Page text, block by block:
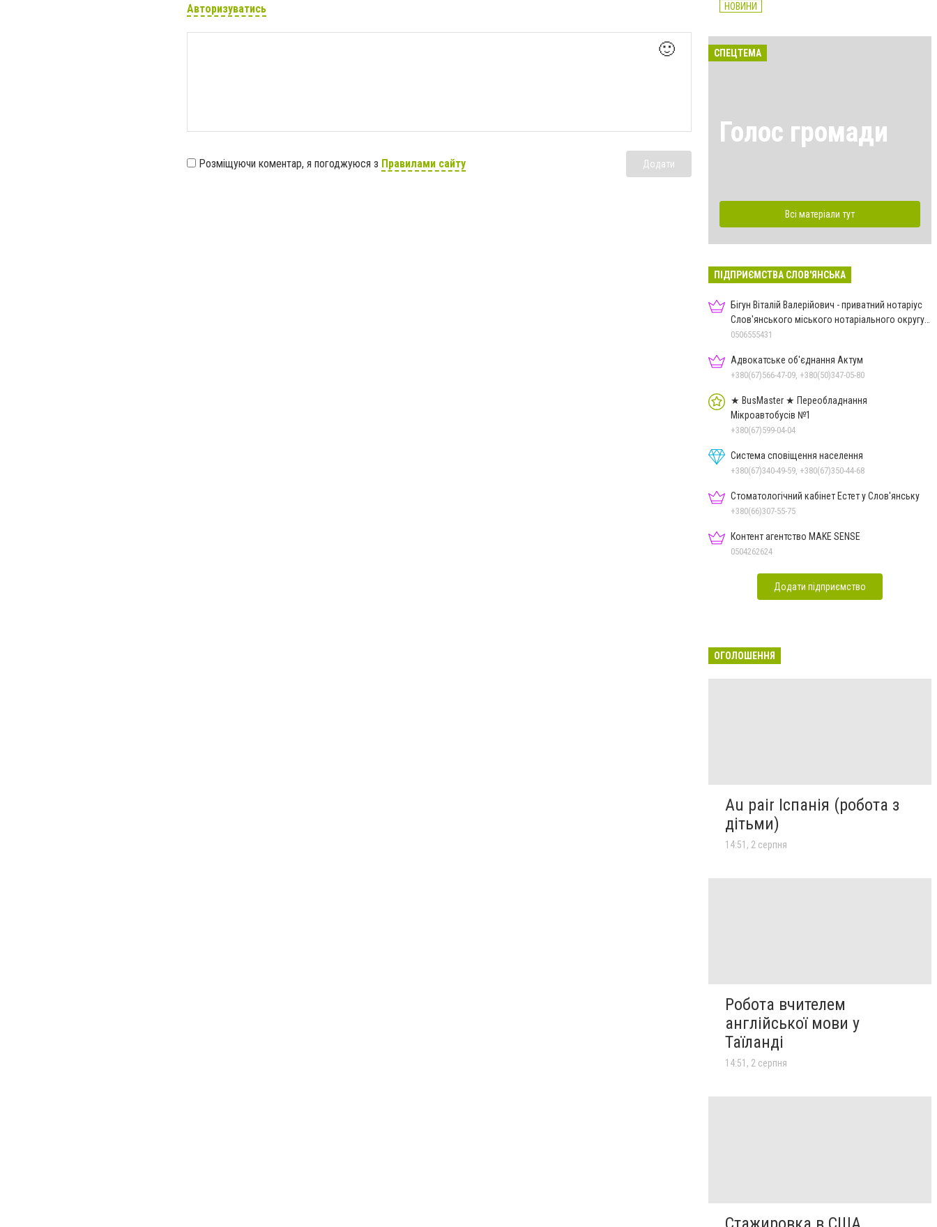
Авторизуватись
🙂
Розміщуючи коментар, я погоджуюся з Правилами сайту Додати
НОВИНИ
СПЕЦТЕМА
Голос громади
Всі матеріали тут
ПІДПРИЄМСТВА СЛОВ'ЯНСЬКА
Бігун Віталій Валерійович - приватний нотаріус
Слов'янського міського нотаріального округу
Дон.обл.
0506555431
Адвокатське об'єднання Актум
+380(67)566-47-09, +380(50)347-05-80
★ BusMaster ★ Переобладнання
Мікроавтобусів №1
+380(67)599-04-04
Система сповіщення населення
+380(67)340-49-59, +380(67)350-44-68
Стоматологічний кабінет Естет у Слов'янську
+380(66)307-55-75
Контент агентство MAKE SENSE
0504262624
Додати підприємство
ОГОЛОШЕННЯ
Au pair Іспанія (робота з
дітьми)
14:51, 2 серпня
Робота вчителем
англійської мови у
Таїланді
14:51, 2 серпня